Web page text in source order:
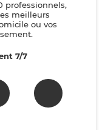
professionnels,
meilleurs
ou vos
7/7